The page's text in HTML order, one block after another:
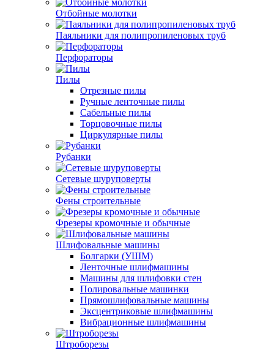
Отбойные молотки
Паяльники для полипропиленовых труб
Перфораторы
Пилы
Отрезные пилы
Ручные ленточные пилы
Сабельные пилы
Торцовочные пилы
Циркулярные пилы
Рубанки
Сетевые шуруповерты
Фены строительные
Фрезеры кромочные и обычные
Шлифовальные машины
Болгарки (УШМ)
Ленточные шлифмашины
Машины для шлифовки стен
Полировальные машинки
Прямошлифовальные машины
Эксцентриковые шлифмашины
Вибрационные шлифмашины
Штроборезы